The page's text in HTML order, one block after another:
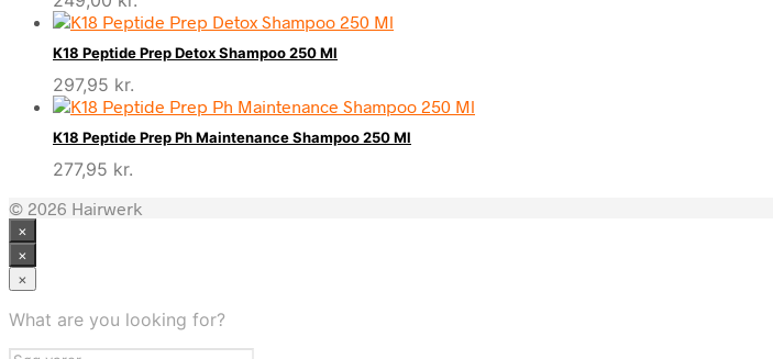
K18 Peptide Prep Detox Shampoo 250 Ml
297,95 kr.
K18 Peptide Prep Ph Maintenance Shampoo 250 Ml
277,95 kr.
© 2026 Hairwerk
×
×
×
What are you looking for?